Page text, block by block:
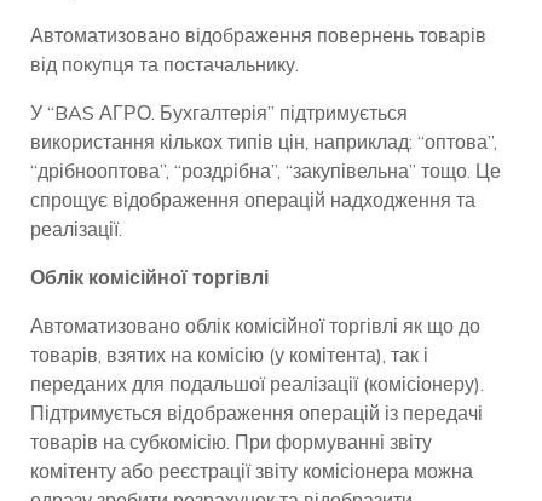
Автоматизовано відображення повернень товарів
від покупця та постачальнику.
У “BAS АГРО. Бухгалтерія” підтримується
використання кількох типів цін, наприклад: “оптова”,
“дрібнооптова”, “роздрібна”, “закупівельна” тощо. Це
спрощує відображення операцій надходження та
реалізації.
Облік комісійної торгівлі
Автоматизовано облік комісійної торгівлі як що до
товарів, взятих на комісію (у комітента), так і
переданих для подальшої реалізації (комісіонеру).
Підтримується відображення операцій із передачі
товарів на субкомісію. При формуванні звіту
комітенту або реєстрації звіту комісіонера можна